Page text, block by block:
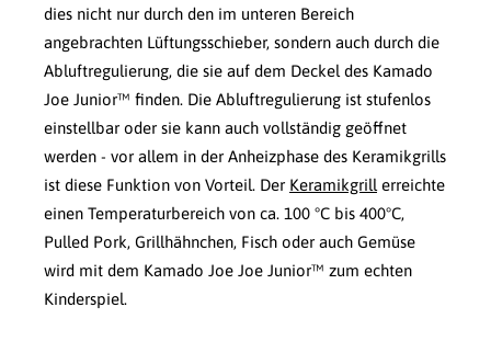
dies nicht nur durch den im unteren Bereich
angebrachten Lüftungsschieber, sondern auch durch die
Abluftregulierung, die sie auf dem Deckel des Kamado
Joe Junior™ finden. Die Abluftregulierung ist stufenlos
einstellbar oder sie kann auch vollständig geöffnet
werden - vor allem in der Anheizphase des Keramikgrills
ist diese Funktion von Vorteil. Der Keramikgrill erreichte
einen Temperaturbereich von ca. 100 °C bis 400°C,
Pulled Pork, Grillhähnchen, Fisch oder auch Gemüse
wird mit dem Kamado Joe Joe Junior™ zum echten
Kinderspiel.